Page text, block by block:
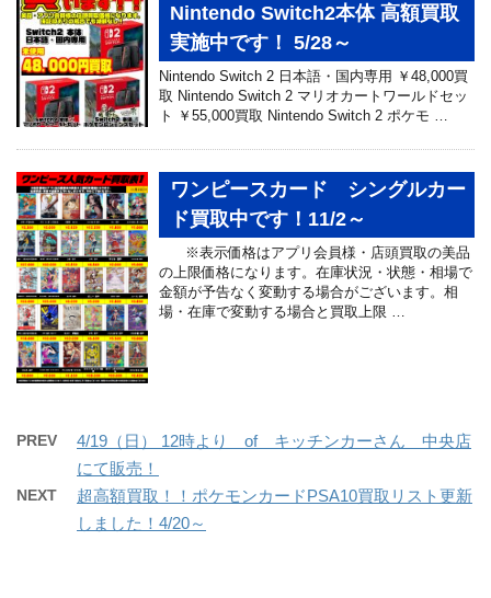
Nintendo Switch2本体 高額買取
実施中です！ 5/28～
Nintendo Switch 2 日本語・国内専用 ￥48,000買
取 Nintendo Switch 2 マリオカートワールドセッ
ト ￥55,000買取 Nintendo Switch 2 ポケモ …
ワンピースカード シングルカー
ド買取中です！11/2～
※表示価格はアプリ会員様・店頭買取の美品
の上限価格になります。在庫状況・状態・相場で
金額が予告なく変動する場合がございます。相
場・在庫で変動する場合と買取上限 …
PREV
4/19（日） 12時より of キッチンカーさん 中央店
にて販売！
NEXT
超高額買取！！ポケモンカードPSA10買取リスト更新
しました！4/20～